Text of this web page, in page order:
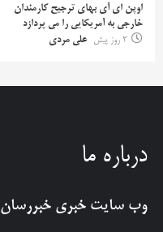
اوپن ای آی بهای ترجیح کارمندان
خارجی به آمریکایی را می پردازد
2 روز پیش
علی مردی
درباره ما
وب سایت خبری خبررسان